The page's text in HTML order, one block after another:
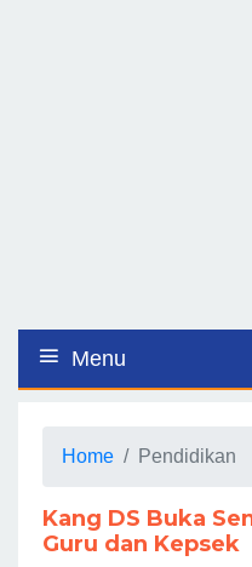
Menu
Home Pendidikan
Kang DS Buka
Guru dan Kepsek